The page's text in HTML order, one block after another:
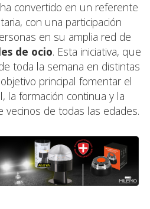
convertido en un referente
con una participación
en su amplia red de
de ocio. Esta iniciativa, que
toda la semana en distintas
principal fomentar el
la formación continua y la
vecinos de todas las edades.